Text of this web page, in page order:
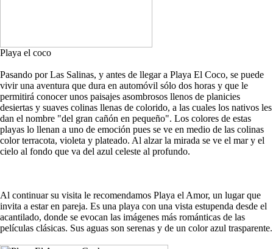
Playa el coco
Pasando por Las Salinas, y antes de llegar a Playa El Coco, se puede
vivir una aventura que dura en automóvil sólo dos horas y que le
permitirá conocer unos paisajes asombrosos llenos de planicies
desiertas y suaves colinas llenas de colorido, a las cuales los nativos les
dan el nombre "del gran cañón en pequeño". Los colores de estas
playas lo llenan a uno de emoción pues se ve en medio de las colinas
color terracota, violeta y plateado. Al alzar la mirada se ve el mar y el
cielo al fondo que va del azul celeste al profundo.
Al continuar su visita le recomendamos Playa el Amor, un lugar que
invita a estar en pareja. Es una playa con una vista estupenda desde el
acantilado, donde se evocan las imágenes más románticas de las
películas clásicas. Sus aguas son serenas y de un color azul trasparente.